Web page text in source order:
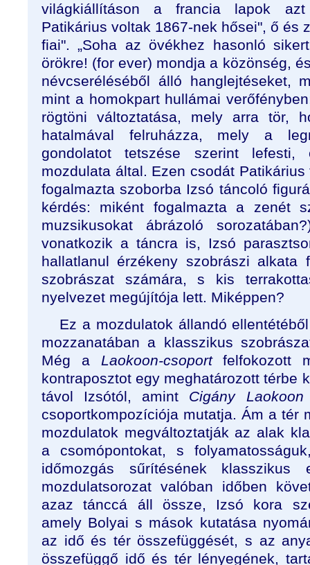
világkiállításon a francia lapok
Patikárius voltak 1867-nek hősei", ő és
fiai". „Soha az övékhez hasonló
örökre! (for ever) mondja a közönség,
névcseréléséből álló hanglejtéseket,
mint a homokpart hullámai
rögtöni változtatása, mely arra tör,
hatalmával felruházza, mely a
gondolatot tetszése szerint lefesti,
mozdulata által. Ezen csodát Patikárius
fogalmazta szoborba Izsó táncoló
kérdés: miként fogalmazta a zenét
muzsikusokat ábrázoló
vonatkozik a táncra is, Izsó
hallatlanul érzékeny szobrászi
szobrászat számára, s kis
nyelvezet megújítója lett. Miképpen?
Ez a mozdulatok állandó
mozzanatában a klasszikus
Még a Laokoon-csoportfelfokozott
kontraposztot egy meghatározott térbe
távol Izsótól, amint Cigány Laokoon
csoportkompozíciója mutatja. Ám a tér
mozdulatok megváltoztatják az alak
a csomópontokat, s
időmozgás sűrítésének
mozdulatsorozat valóban időben
azaz tánccá áll össze, Izsó kora
amely Bolyai s mások kutatása
az idő és tér összefüggését, s az
összefüggő idő és tér lényegének,